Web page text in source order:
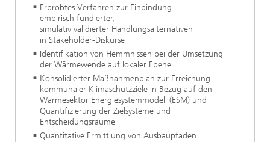
Erprobtes Verfahren zur Einbindung
empirisch fundierter,
simulativ validierter Handlungsalternativen
in Stakeholder-Diskurse
Identifikation von Hemmnissen bei der Umsetzung
der Wärmewende auf lokaler Ebene
Konsolidierter Maßnahmenplan zur Erreichung
kommunaler Klimaschutzziele in Bezug auf den
Wärmesektor Energiesystemmodell (ESM) und
Quantifizierung der Zielsysteme und
Entscheidungsräume
Quantitative Ermittlung von Ausbaupfaden